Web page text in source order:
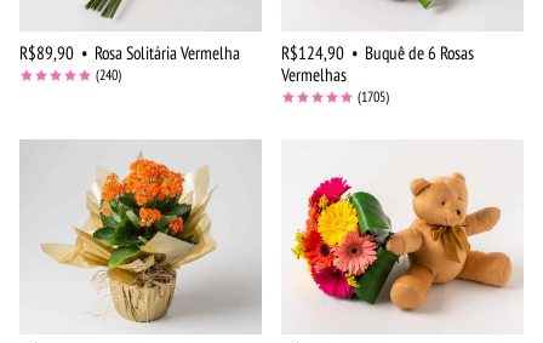
R$89,90 • Rosa Solitária Vermelha
(240)
R$124,90 • Buquê de 6 Rosas
Vermelhas
(1705)